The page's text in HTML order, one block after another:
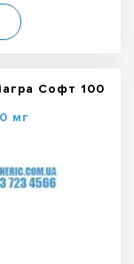
Софт 100
мг